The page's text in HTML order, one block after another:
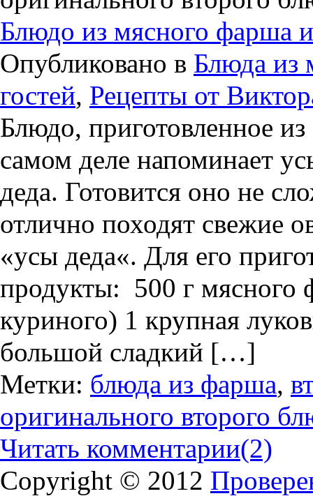
Блюдо из мясного фарша
Опубликовано в Блюда из
гостей, Рецепты от
Блюдо, приготовленное
самом деле напоминает
деда. Готовится оно не
отлично походят свежие
«усы деда«. Для его
продукты: 500 г мясного
куриного) 1 крупная
большой сладкий […]
Метки: блюда из фарша,
оригинального второго
Читать комментарии(2)
Copyright © 2012